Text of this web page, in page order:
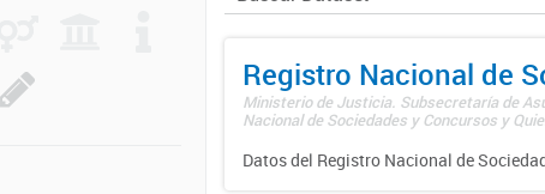
Registro Nacional de
Ministerio de Justicia. Subsecretaría de
Nacional de Sociedades y Concursos y
Datos del Registro Nacional de